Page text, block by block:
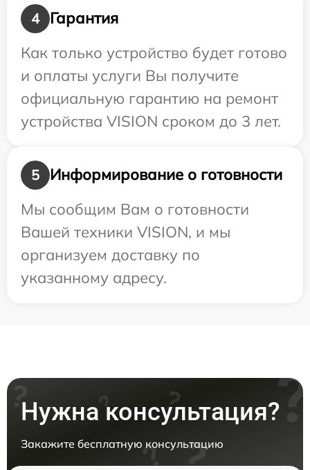
4
Гарантия
Как только устройство будет готово
и оплаты услуги Вы получите
официальную гарантию на ремонт
устройства VISION сроком до 3 лет.
5
Информирование о готовности
Мы сообщим Вам о готовности
Вашей техники VISION, и мы
организуем доставку по
указанному адресу.
Нужна консультация?
Закажите бесплатную консультацию